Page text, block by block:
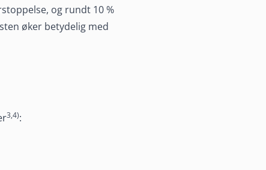
og rundt 10 %
øker betydelig med
3,4):